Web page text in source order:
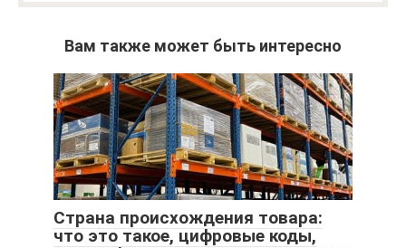
Вам также может быть интересно
Страна происхождения товара:
что это такое, цифровые коды,